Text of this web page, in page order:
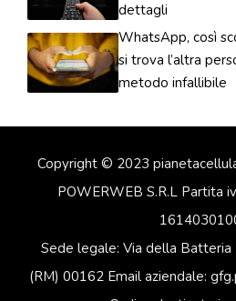
dettagli
WhatsApp, così
si trova l’altra
metodo infallibile
Copyright © 2023
POWERWEB S.R.L Partita
Sede legale: Via della Batteria
(RM) 00162 Email aziendale: